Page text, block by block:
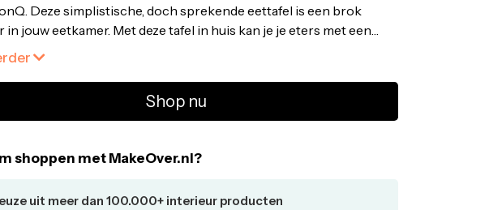
Deze simplistische, doch sprekende eettafel is een brok
in jouw eetkamer. Met deze tafel in huis kan je je eters met een
laten aanschuiven! Bestel by fonQ basic Crow Eettafel - Ø 105
Shop nu
shoppen met MakeOver.nl?
uit meer dan 100.000+ interieur producten